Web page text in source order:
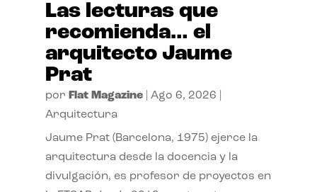
Las lecturas que
recomienda… el
arquitecto Jaume
Prat
por Flat Magazine| Ago 6, 2026
Arquitectura
Jaume Prat (Barcelona, 1975) ejerce la
arquitectura desde la docencia y la
divulgación, es profesor de proyectos en